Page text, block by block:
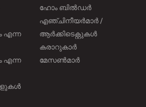
എന്ന
എന്ന
ഹോം ബിൽഡർ
എഞ്ചിനീയർമാർ /
ആർക്കിടെക്റ്റുകൾ
കരാറുകാർ
മേസൺമാർ